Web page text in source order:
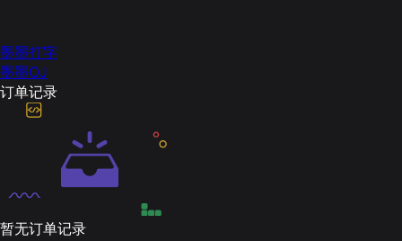
墨墨打字
墨墨OJ
订单记录
暂无订单记录